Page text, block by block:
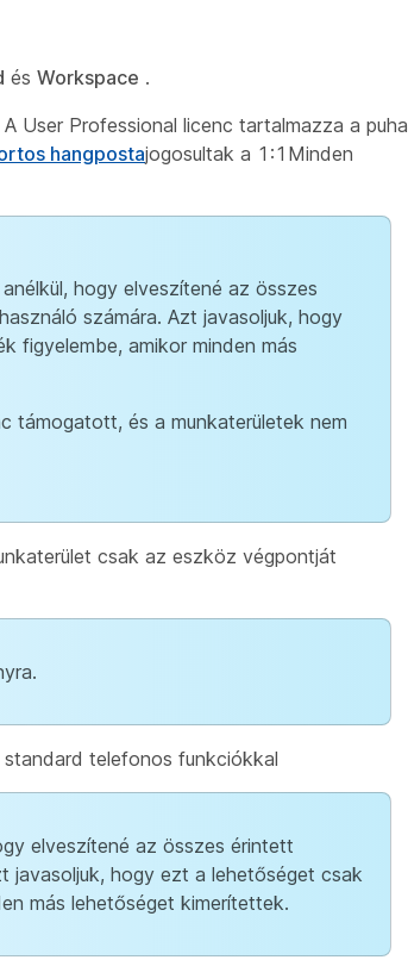
és Workspace .
User Professional licenc tartalmazza a puha
hangpostajogosultak a 1:1Minden
hogy elveszítené az összes
számára. Azt javasoljuk, hogy
figyelembe, amikor minden más
támogatott, és a munkaterületek nem
csak az eszköz végpontját
telefonos funkciókkal
elveszítené az összes érintett
javasoljuk, hogy ezt a lehetőséget csak
más lehetőséget kimerítettek.